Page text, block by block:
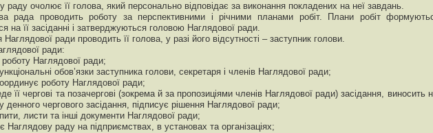
раду очолює її голова, який персонально відповідає за виконання покладених на неї завдань.
рада проводить роботу за перспективними і річними планами робіт. Плани робіт
на її засіданні і затверджуються головою Наглядової ради.
Наглядової ради проводить її голова, у разі його відсутності – заступник голови.
ради:
роботу Наглядової ради;
обов’язки заступника голови, секретаря і членів Наглядової ради;
роботу Наглядової ради;
її чергові та позачергові (зокрема й за пропозиціями членів Наглядової ради) засідання, виносить
денного чергового засідання, підписує рішення Наглядової ради;
листи та інші документи Наглядової ради;
Наглядову раду на підприємствах, в установах та організаціях;